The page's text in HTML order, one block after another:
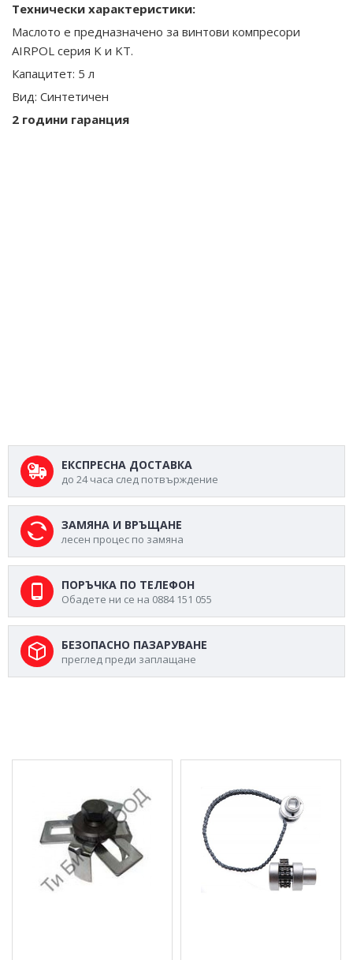
ЕКСПРЕСНА ДОСТАВКА
до 24 часа след потвърждение
ЗАМЯНА И ВРЪЩАНЕ
лесен процес по замяна
ПОРЪЧКА ПО ТЕЛЕФОН
Обадете ни се на 0884 151 055
БЕЗОПАСНО ПАЗАРУВАНЕ
преглед преди заплащане
Технически характеристики:
Маслото е предназначено за винтови компресори
AIRPOL серия K и KT.
Капацитет: 5 л
Вид: Синтетичен
2 години гаранция